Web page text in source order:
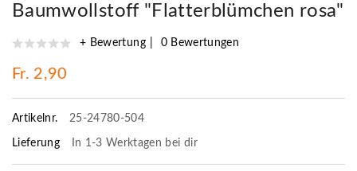
Baumwollstoff "Flatterblümchen rosa"
+ Bewertung 0 Bewertungen
Fr. 2,90
Artikelnr. 25-24780-504
Lieferung In 1-3 Werktagen bei dir